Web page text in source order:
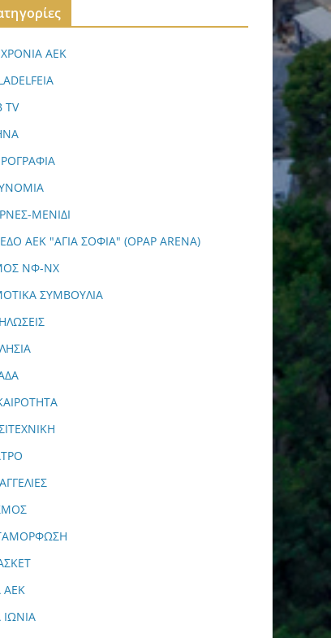
ΑΕΚ
TV
ΜΕΝΙΔΙ
ΑΕΚ "ΑΓΙΑ ΣΟΦΙΑ" (OPAP ARENA)
ΝΦ-ΝΧ
ΣΥΜΒΟΥΛΙΑ
ΑΕΚ